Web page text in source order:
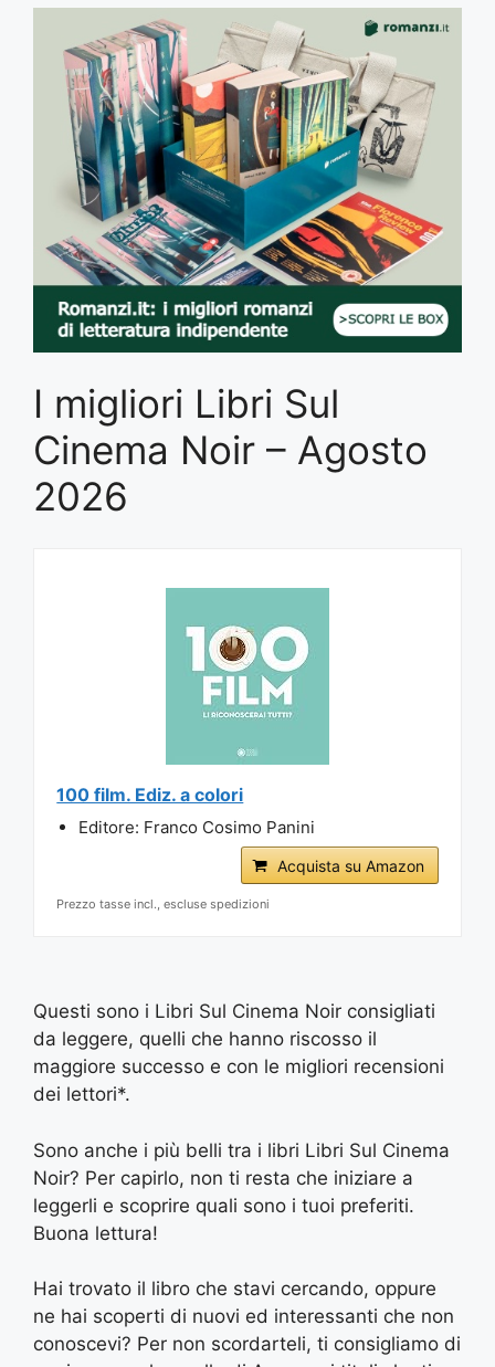
I migliori Libri Sul
Cinema Noir – Agosto
2026
100 film. Ediz. a colori
Editore: Franco Cosimo Panini
Acquista su Amazon
Prezzo tasse incl., escluse spedizioni
Questi sono i Libri Sul Cinema Noir consigliati
da leggere, quelli che hanno riscosso il
maggiore successo e con le migliori recensioni
dei lettori*.
Sono anche i più belli tra i libri Libri Sul Cinema
Noir? Per capirlo, non ti resta che iniziare a
leggerli e scoprire quali sono i tuoi preferiti.
Buona lettura!
Hai trovato il libro che stavi cercando, oppure
ne hai scoperti di nuovi ed interessanti che non
conoscevi? Per non scordarteli, ti consigliamo di